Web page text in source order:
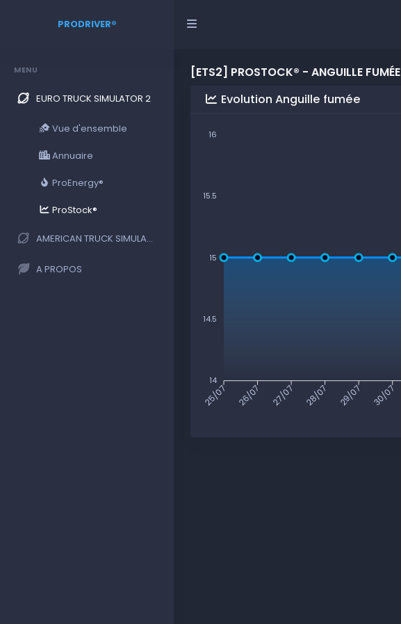
PRODRIVER®
MENU
EURO TRUCK SIMULATOR 2
Vue d'ensemble
Annuaire
ProEnergy®
ProStock®
AMERICAN TRUCK SIMULATOR
A PROPOS
[ETS2] PROSTOCK® - ANGUILLE FUMÉE
Evolution Anguille fumée
16
15.5
15
14.5
14
25/07 26/07 27/07 28/07 29/07 30/07